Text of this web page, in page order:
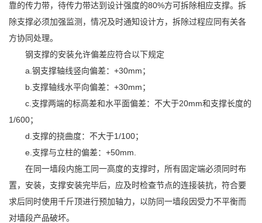
靠的传力带，待传力带达到设计强度的80%方可拆除相应支撑。拆
除支撑必须加强监测，情况及时通知设计方，拆除过程应同有关各
方协同处理。
钢支撑的安装允许偏差应符合以下规定
a.钢支撑轴线竖向偏差：+30mm；
b.支撑轴线水平向偏差：+30mm；
c.支撑两端的标高差和水平面偏差：不大于20mm和支撑长度的
1/600；
d.支撑的挠曲度：不大于1/100；
e.支撑与立柱的偏差：+50mm.
在同一墙段内施工同一高度的支撑时，所有固定端必须同时布
置，安装，支撑安装完毕后，应及时检查节点的连接装抗，符合要
求后同时使用千斤顶进行预加轴力，以防同一墙段因受力不平衡而
对墙段产品破坏。